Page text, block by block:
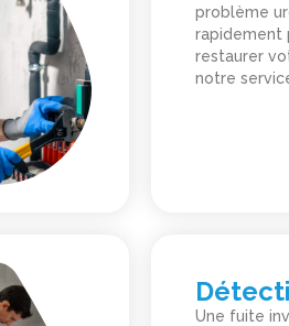
problème
rapidement
restaurer
notre
Une fuite